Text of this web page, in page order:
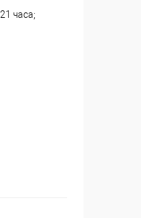
часа;